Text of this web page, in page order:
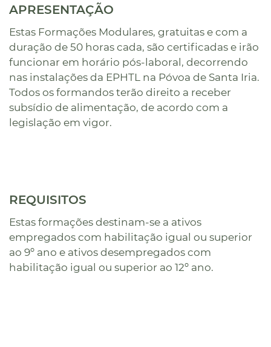
APRESENTAÇÃO
Estas Formações Modulares, gratuitas e com a
duração de 50 horas cada, são certificadas e irão
funcionar em horário pós-laboral, decorrendo
nas instalações da EPHTL na Póvoa de Santa Iria.
Todos os formandos terão direito a receber
subsídio de alimentação, de acordo com a
legislação em vigor.
REQUISITOS
Estas formações destinam-se a ativos
empregados com habilitação igual ou superior
ao 9º ano e ativos desempregados com
habilitação igual ou superior ao 12º ano.